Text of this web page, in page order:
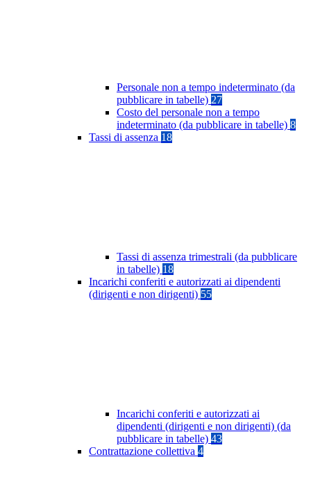
Personale non a tempo indeterminato (da
pubblicare in tabelle) 27
Costo del personale non a tempo
indeterminato (da pubblicare in tabelle) 8
Tassi di assenza 18
Tassi di assenza trimestrali (da pubblicare
in tabelle) 18
Incarichi conferiti e autorizzati ai dipendenti
(dirigenti e non dirigenti) 55
Incarichi conferiti e autorizzati ai
dipendenti (dirigenti e non dirigenti) (da
pubblicare in tabelle) 43
Contrattazione collettiva 4